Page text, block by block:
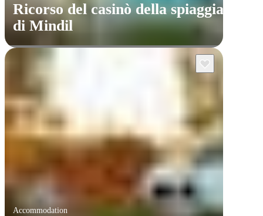
Ricorso del casinò della spiaggia
di Mindil
Accommodation